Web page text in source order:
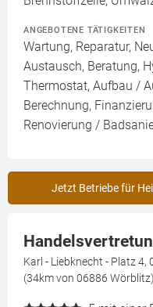
ANGEBOTENE TÄTIGKEITEN
Wartung, Reparatur,
Austausch, Beratung,
Thermostat, Aufbau /
Berechnung,
Renovierung /
Jetzt Betriebe für
Karl - Liebknecht - Platz
(34km von 06886 Wörblitz)